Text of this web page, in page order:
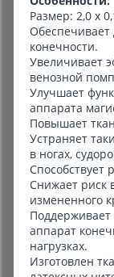
Размер: 2,0 х
конечности.
Увеличивает
венозной
Улучшает
аппарата
Повышает
Устраняет
в ногах,
Способствует
Снижает риск
измененного
аппарат
нагрузках.
Изготовлен